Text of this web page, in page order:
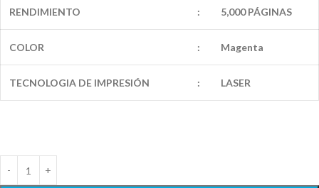
RENDIMIENTO : 5,000 PÁGINAS
COLOR : Magenta
TECNOLOGIA DE IMPRESIÓN : LASER